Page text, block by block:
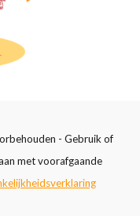
- Gebruik of
met voorafgaande